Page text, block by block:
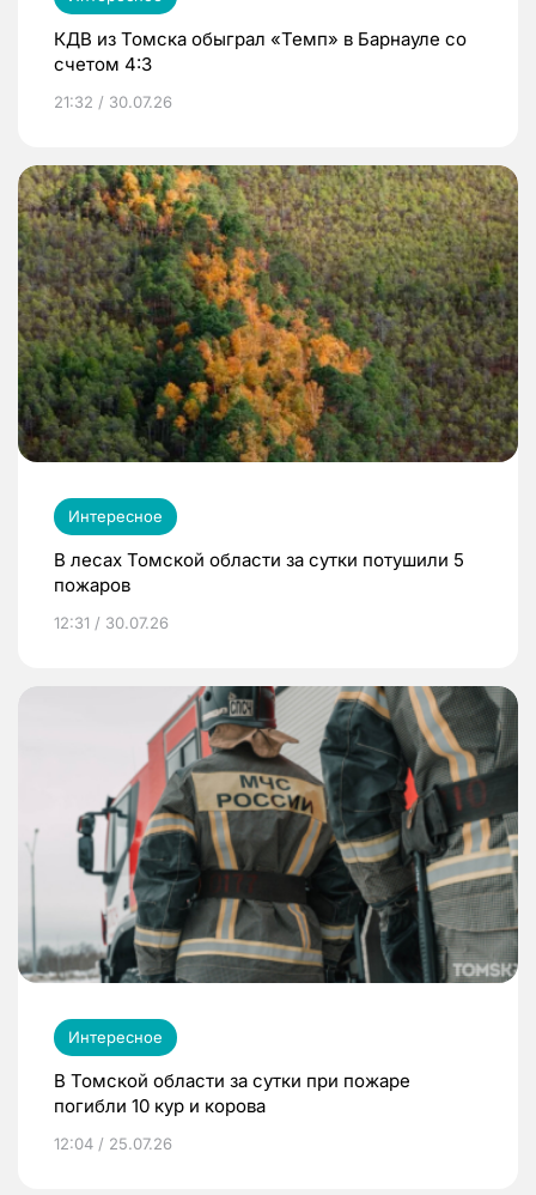
КДВ из Томска обыграл «Темп» в Барнауле со
счетом 4:3
21:32 / 30.07.26
Интересное
В лесах Томской области за сутки потушили 5
пожаров
12:31 / 30.07.26
Интересное
В Томской области за сутки при пожаре
погибли 10 кур и корова
12:04 / 25.07.26